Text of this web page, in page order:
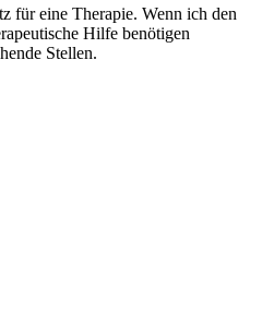
für eine Therapie. Wenn ich den
Hilfe benötigen
Stellen.